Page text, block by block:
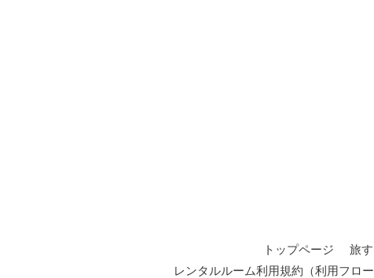
トップページ 旅
レンタルルーム利用規約（利用フロー